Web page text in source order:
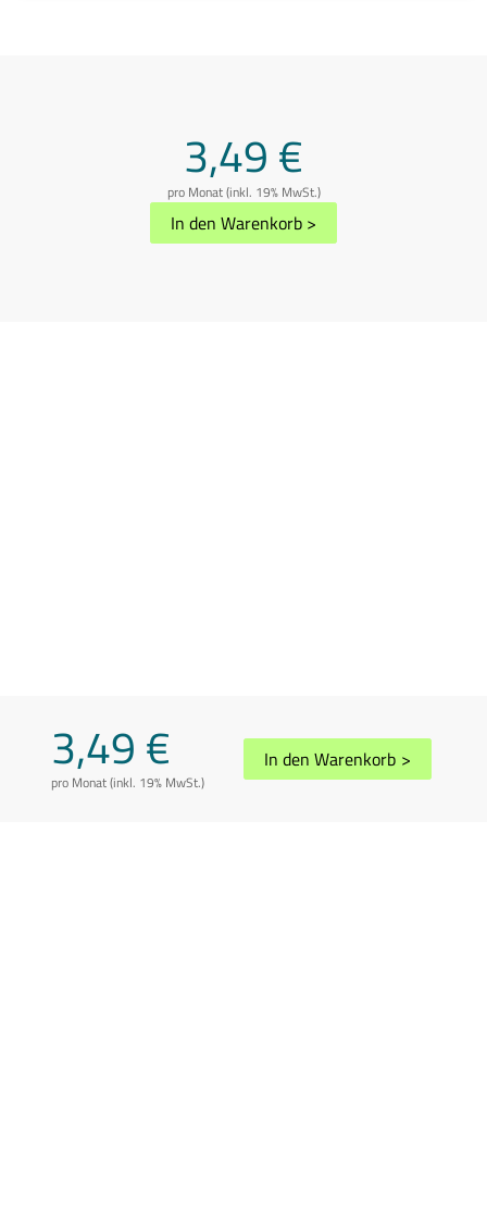
3,49 €
pro Monat (inkl. 19% MwSt.)
In den Warenkorb >
3,49 €
pro Monat (inkl. 19% MwSt.)
In den Warenkorb >